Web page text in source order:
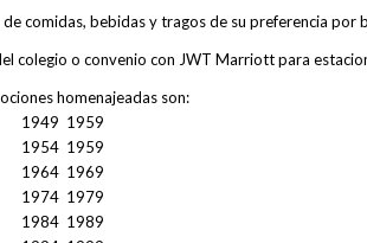
comidas, bebidas y tragos de su preferencia por
colegio o convenio con JWT Marriott para
homenajeadas son:
1949 1959
1954 1959
1964 1969
1974 1979
1984 1989